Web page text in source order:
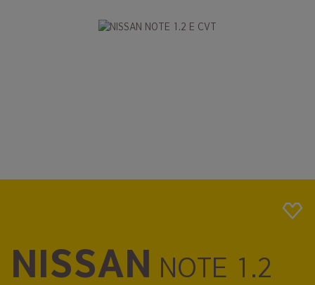
NISSAN NOTE 1.2